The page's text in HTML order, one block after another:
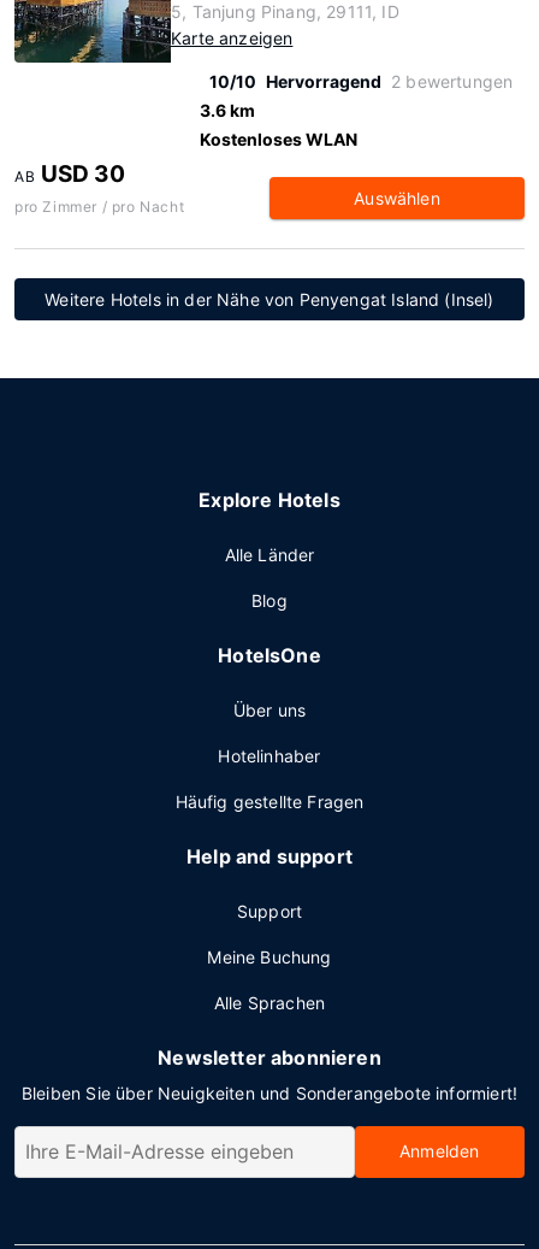
5, Tanjung Pinang, 29111, ID
Karte anzeigen
10/10 Hervorragend 2 bewertungen
3.6 km
Kostenloses WLAN
AB USD 30
pro Zimmer / pro Nacht Auswählen
Weitere Hotels in der Nähe von Penyengat Island (Insel)
Explore Hotels
Alle Länder
Blog
HotelsOne
Über uns
Hotelinhaber
Häufig gestellte Fragen
Help and support
Support
Meine Buchung
Alle Sprachen
Newsletter abonnieren
Bleiben Sie über Neuigkeiten und Sonderangebote informiert!
Anmelden